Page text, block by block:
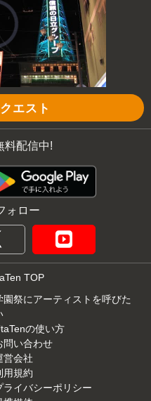
エスト
料配信中!
ォロー
TOP
園祭にアーティストを呼びた
の使い方
問い合わせ
営会社
用規約
ライバシーポリシー